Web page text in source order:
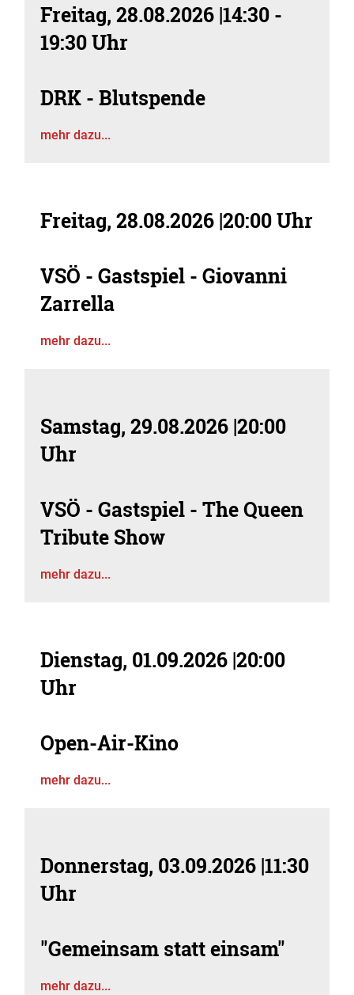
Freitag, 28.08.2026 |14:30 -
19:30 Uhr
DRK - Blutspende
mehr dazu...
Freitag, 28.08.2026 |20:00 Uhr
VSÖ - Gastspiel - Giovanni
Zarrella
mehr dazu...
Samstag, 29.08.2026 |20:00
Uhr
VSÖ - Gastspiel - The Queen
Tribute Show
mehr dazu...
Dienstag, 01.09.2026 |20:00
Uhr
Open-Air-Kino
mehr dazu...
Donnerstag, 03.09.2026 |11:30
Uhr
"Gemeinsam statt einsam"
mehr dazu...